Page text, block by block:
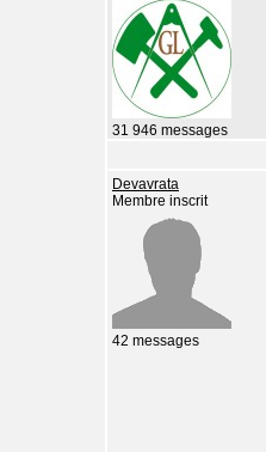
31 946 messages
Devavrata
Membre inscrit
42 messages